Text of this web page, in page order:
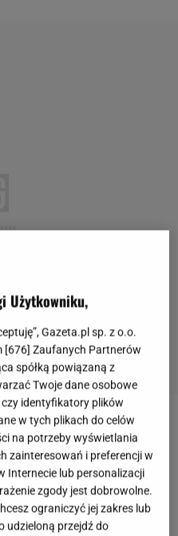
Michała
żoną muzyka była
się zMandaryną, a
. Następnie poślubił
Użytkowniku,
Gazeta.pl sp. z o.o.
[676] Zaufanych Partnerów
spółką powiązaną z
Twoje dane osobowe
czy identyfikatory plików
w tych plikach do celów
na potrzeby wyświetlania
zainteresowań i preferencji w
Internecie lub personalizacji
zgody jest dobrowolne.
ograniczyć jej zakres lub
udzieloną przejdź do